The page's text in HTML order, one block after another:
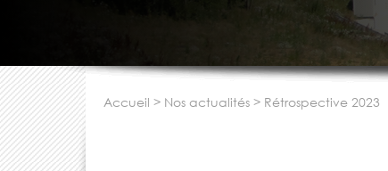
accueil > nos actualités > rétrospective 2023